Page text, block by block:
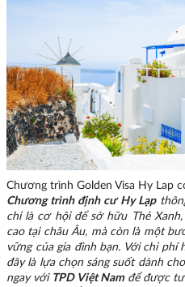
Chương trình Golden Visa Hy Lap
Chương trình định cư Hy Lạp
chỉ là cơ hội để sở hữu Thẻ
cao tại châu Âu, mà còn là một
vững của gia đình bạn. Với chi phí
đây là lựa chọn sáng suốt dành
ngay với TPD Việt Namđể được tư